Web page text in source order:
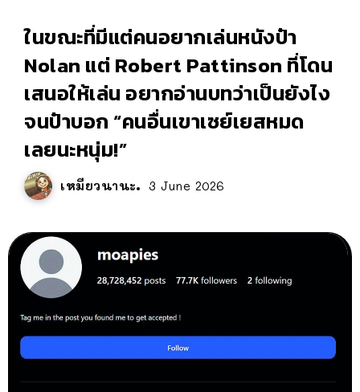
ในขณะที่มีแต่คนอยากเล่นหนังป๋า
Nolan แต่ Robert Pattinson ที่โดน
เสนอให้เล่น อยากอ่านบทว่าเป็นยังไง
จนป๋าบอก “คนอื่นเขาเซย์เยสหมด
เลยนะหนุ่ม!”
เหมียวนานะ 3 June 2026